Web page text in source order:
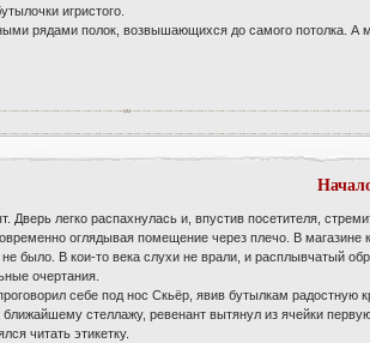
игристого.
рядами полок, возвышающихся до самого потолка. А
Дверь легко распахнулась и, впустив посетителя,
оглядывая помещение через плечо. В
не было. В кои-то века слухи не врали, и расплывчатый
очертания.
себе под нос Скьёр, явив бутылкам радостную
стеллажу, ревенант вытянул из ячейки
читать этикетку.